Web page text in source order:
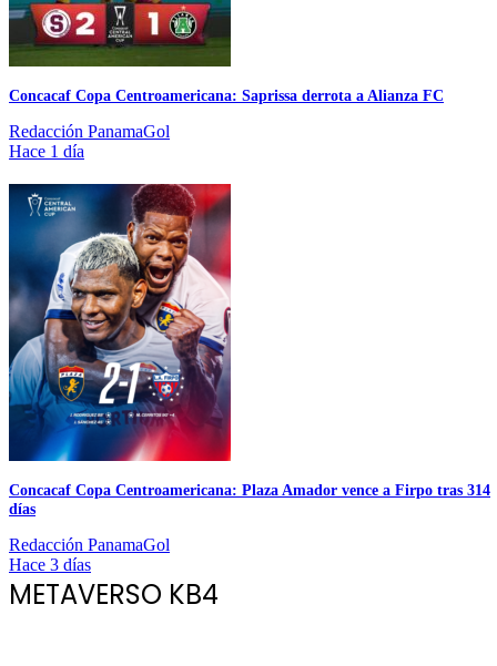
Concacaf Copa Centroamericana: Saprissa derrota a Alianza FC
Redacción PanamaGol
Hace 1 día
Concacaf Copa Centroamericana: Plaza Amador vence a Firpo tras 314
días
Redacción PanamaGol
Hace 3 días
METAVERSO KB4